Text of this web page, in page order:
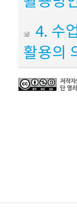
4. 수
활용의